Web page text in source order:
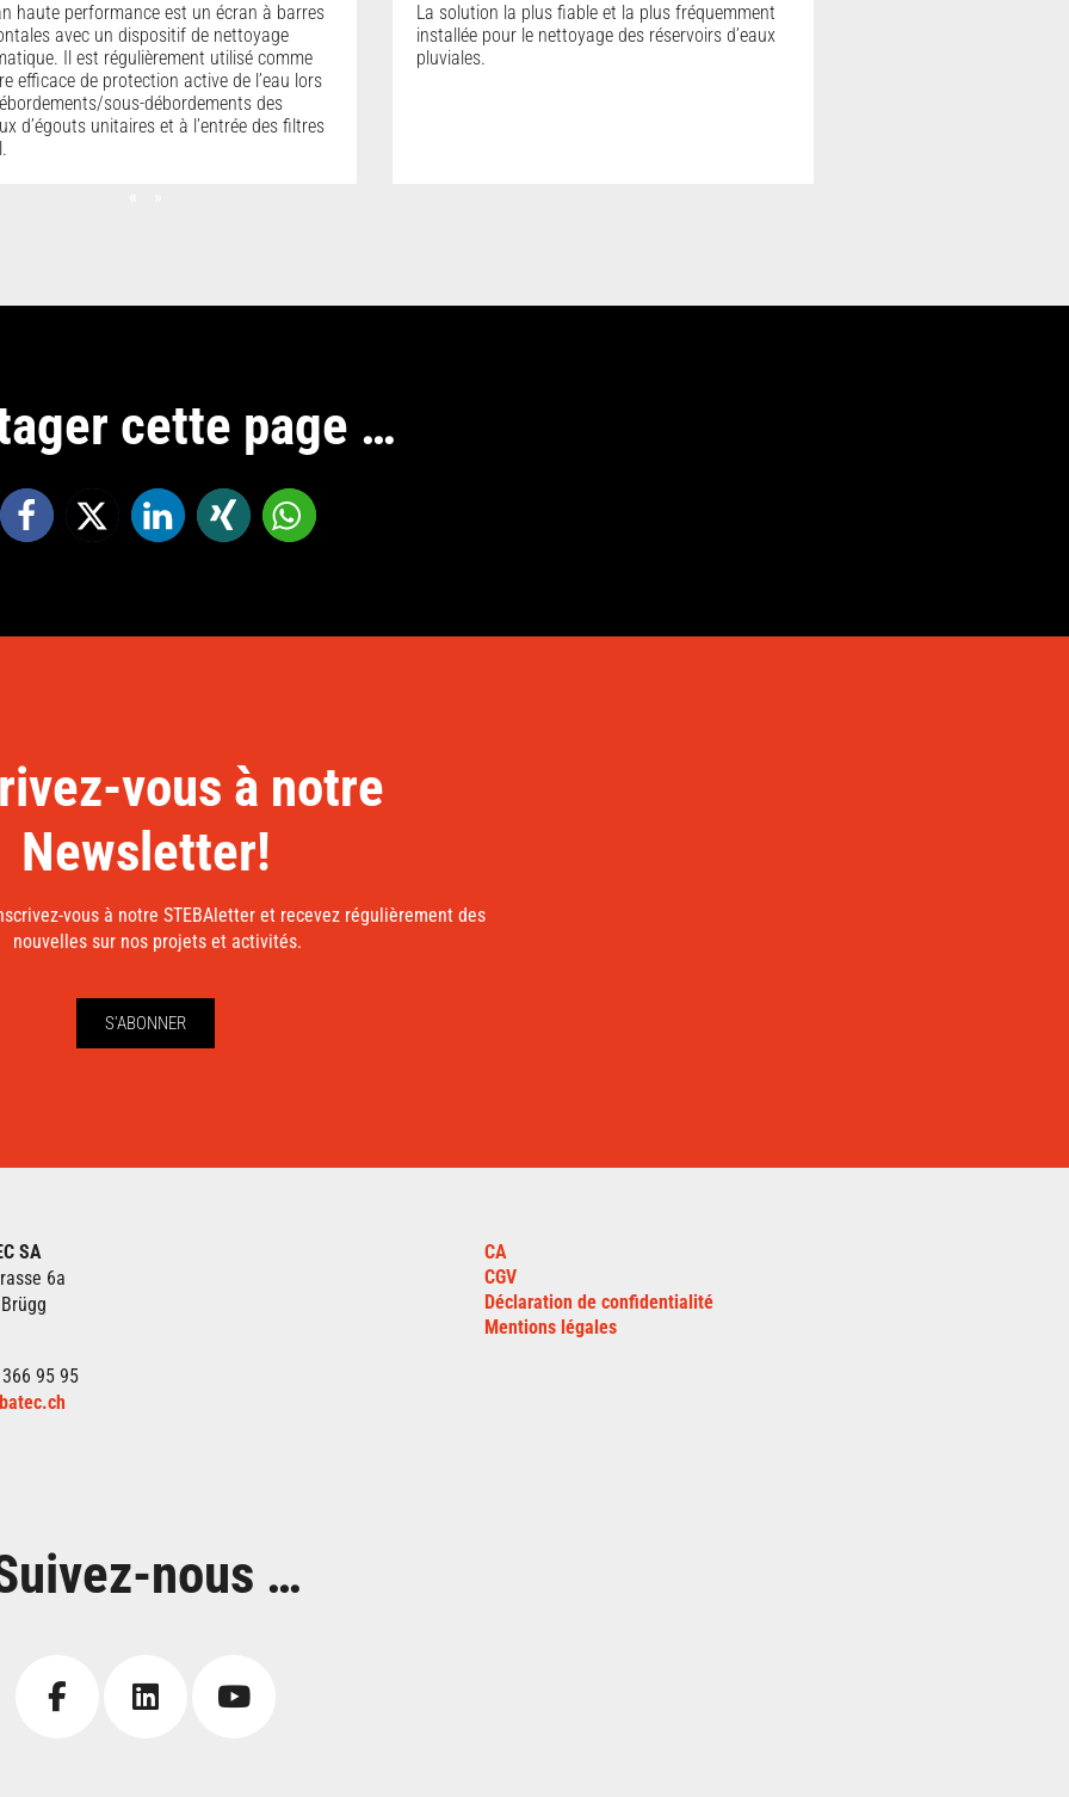
haute performance est un écran à barres
avec un dispositif de nettoyage
Il est régulièrement utilisé comme
efficace de protection active de l’eau lors
sous-débordements des
d’égouts unitaires et à l’entrée des filtres
La solution la plus fiable et la plus fréquemment
installée pour le nettoyage des réservoirs d’eaux
pluviales.
cette page …
vous à notre
Newsletter!
vous à notre STEBAletter et recevez régulièrement des
nouvelles sur nos projets et activités.
S'ABONNER
SA
6a
95 95
CA
CGV
Déclaration de confidentialité
Mentions légales
nous …